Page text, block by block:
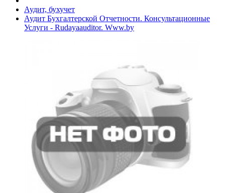
Аудит, бухучет
Аудит Бухгалтерской Отчетности. Консультационные
Услуги - Rudayaauditor. Www.by